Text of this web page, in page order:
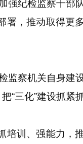
强纪检监察干部
署，推动取得更
监察机关自身建
“三化”建设抓紧
训、强能力，